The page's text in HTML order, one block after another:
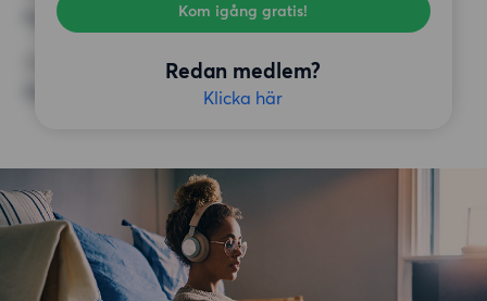
Kom igång gratis!
Redan medlem?
Klicka här
Inga speciella krav
ÖVRIGA PREFERENSER
Inga speciella preferenser